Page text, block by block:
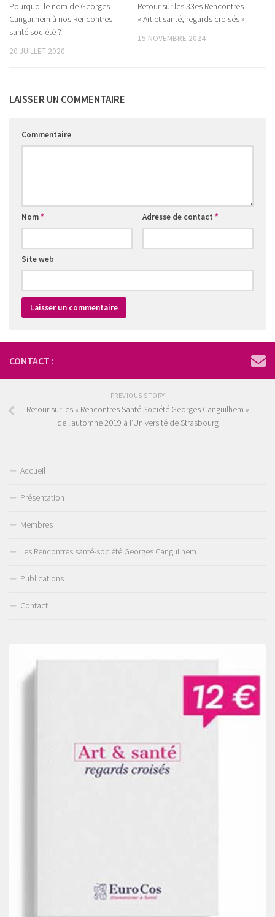
Pourquoi le nom de Georges
Canguilhem à nos Rencontres
santé société ?
20 JUILLET 2020
Retour sur les 33es Rencontres
« Art et santé, regards croisés »
15 NOVEMBRE 2024
LAISSER UN COMMENTAIRE
Commentaire
Nom* Adresse de contact *
Site web
CONTACT :
PREVIOUS STORY
Retour sur les « Rencontres Santé Société Georges Canguilhem »
de l’automne 2019 à l’Université de Strasbourg
Accueil
Présentation
Membres
Les Rencontres santé-société Georges Canguilhem
Publications
Contact